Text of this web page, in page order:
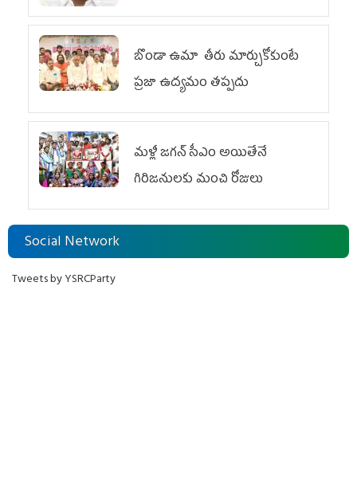
బొండా ఉమా తీరు మార్చుకోకుంటే
ప్రజా ఉద్యమం తప్పదు
మళ్లీ జగన్ సీఎం అయితేనే
గిరిజనులకు మంచి రోజులు
Social Network
Tweets by YSRCParty